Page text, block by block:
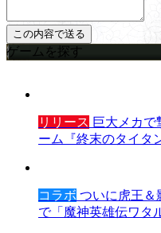
ゲームを探す
リリース 巨大メカで
ーム『終末のタイタ
コラボ ついに虎王＆
で「魔神英雄伝ワタ